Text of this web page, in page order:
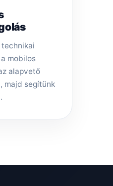
technikai
mobilos
alapvető
majd segítünk